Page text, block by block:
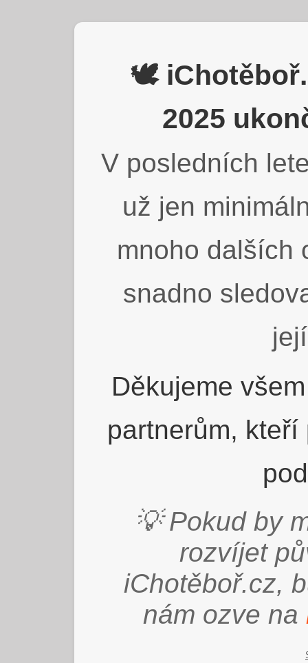
🕊️
2025
V posledních
už jen
mnoho dalších
snadno
Děkujeme
partnerům,
💡 Pokud by
rozvíjet
iChotěboř.cz,
nám ozve na